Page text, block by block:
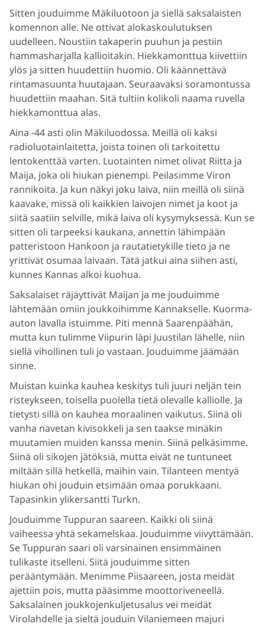
Sitten jouduimme Mäkiluotoon ja siellä saksalaisten
komennon alle. Ne ottivat alokaskoulutuksen
uudelleen. Noustiin takaperin puuhun ja pestiin
hammasharjalla kallioitakin. Hiekkamonttua kiivettiin
ylös ja sitten huudettiin huomio. Oli käännettävä
rintamasuunta huutajaan. Seuraavaksi soramontussa
huudettiin maahan. Sitä tultiin kolikoli naama ruvella
hiekkamonttua alas.
Aina -44 asti olin Mäkiluodossa. Meillä oli kaksi
radioluotainlaitetta, joista toinen oli tarkoitettu
lentokenttää varten. Luotainten nimet olivat Riitta ja
Maija, joka oli hiukan pienempi. Peilasimme Viron
rannikoita. Ja kun näkyi joku laiva, niin meillä oli siinä
kaavake, missä oli kaikkien laivojen nimet ja koot ja
siitä saatiin selville, mikä laiva oli kysymyksessä. Kun se
sitten oli tarpeeksi kaukana, annettin lähimpään
patteristoon Hankoon ja rautatietykille tieto ja ne
yrittivät osumaa laivaan. Tätä jatkui aina siihen asti,
kunnes Kannas alkoi kuohua.
Saksalaiset räjäyttivät Maijan ja me jouduimme
lähtemään omiin joukkoihimme Kannakselle. Kuorma-
auton lavalla istuimme. Piti mennä Saarenpäähän,
mutta kun tulimme Viipurin läpi Juustilan lähelle, niin
siellä vihollinen tuli jo vastaan. Jouduimme jäämään
sinne.
Muistan kuinka kauhea keskitys tuli juuri neljän tein
risteykseen, toisella puolella tietä olevalle kalliolle. Ja
tietysti sillä on kauhea moraalinen vaikutus. Siinä oli
vanha navetan kivisokkeli ja sen taakse minäkin
muutamien muiden kanssa menin. Siinä pelkäsimme.
Siinä oli sikojen jätöksiä, mutta eivät ne tuntuneet
miltään sillä hetkellä, maihin vain. Tilanteen mentyä
hiukan ohi jouduin etsimään omaa porukkaani.
Tapasinkin ylikersantti Turkn.
Jouduimme Tuppuran saareen. Kaikki oli siinä
vaiheessa yhtä sekamelskaa. Jouduimme viivyttämään.
Se Tuppuran saari oli varsinainen ensimmäinen
tulikaste itselleni. Siitä jouduimme sitten
perääntymään. Menimme Piisaareen, josta meidät
ajettiin pois, mutta pääsimme moottoriveneellä.
Saksalainen joukkojenkuljetusalus vei meidät
Virolahdelle ja sieltä jouduin Vilaniemeen majuri